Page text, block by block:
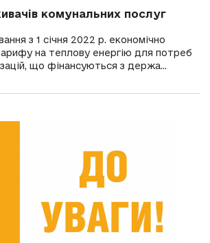
комунальних послуг
з 1 січня 2022 р. економічно
на теплову енергію для потреб
що фінансуються з держа...